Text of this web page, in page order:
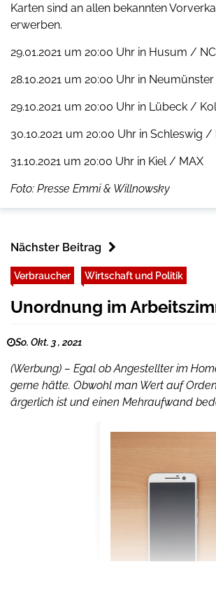
Karten sind an allen bekannten
erwerben.
29.01.2021 um 20:00 Uhr in Husum /
28.10.2021 um 20:00 Uhr in Neumünster
29.10.2021 um 20:00 Uhr in Lübeck /
30.10.2021 um 20:00 Uhr in Schleswig /
31.10.2021 um 20:00 Uhr in Kiel / MAX
Foto: Presse Emmi & Willnowsky
Nächster Beitrag
Verbraucher Wirtschaft und Politik
Unordnung im
So. Okt. 3 , 2021
(Werbung) – Egal ob Angestellter im
gerne hätte. Obwohl man Wert auf
ärgerlich ist und einen Mehraufwand